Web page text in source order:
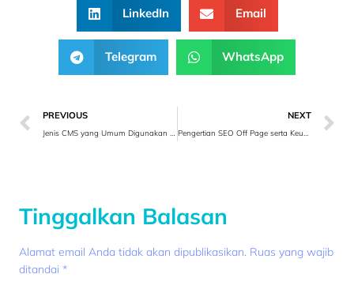
LinkedIn Email
Telegram WhatsApp
PREVIOUS NEXT
Tinggalkan Balasan
Alamat email Anda tidak akan dipublikasikan. Ruas yang wajib
ditandai *